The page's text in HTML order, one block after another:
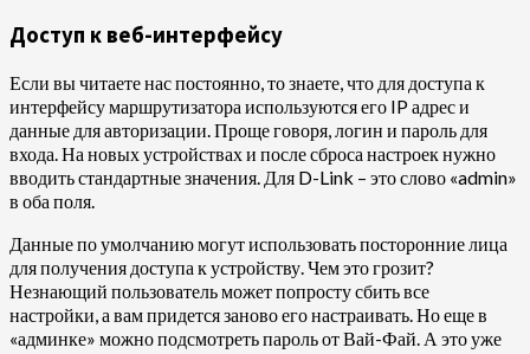
Доступ к веб-интерфейсу
Если вы читаете нас постоянно, то знаете, что для доступа к
интерфейсу маршрутизатора используются его IP адрес и
данные для авторизации. Проще говоря, логин и пароль для
входа. На новых устройствах и после сброса настроек нужно
вводить стандартные значения. Для D-Link – это слово «admin»
в оба поля.
Данные по умолчанию могут использовать посторонние лица
для получения доступа к устройству. Чем это грозит?
Незнающий пользователь может попросту сбить все
настройки, а вам придется заново его настраивать. Но еще в
«админке» можно подсмотреть пароль от Вай-Фай. А это уже